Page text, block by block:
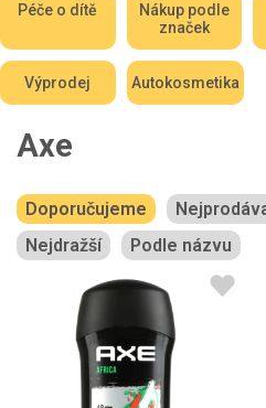
Péče o dítě
Nákup podle
značek
Výprodej Autokosmetika
Axe
Doporučujeme
Nejdražší
Podle názvu